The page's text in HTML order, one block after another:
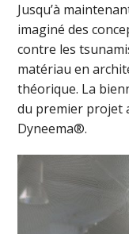
Jusqu’à
imaginé des
contre les
matériau en
théorique. La
du premier projet
Dyneema®.